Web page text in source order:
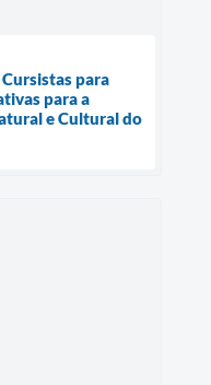
Cursistas para
para a
e Cultural do